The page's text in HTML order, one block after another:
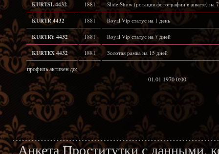
KURTSL 4432 1881 Slide Show (ротация фотографии в анкете) на
KURTR 4432 1881 Royal Vip статус на 1 день
KURTRY 4432 1881 Royal Vip статус на 7 дней
KURTEX 4432 1881 Золотая рамка на 15 дней
профиль активен до:
01.01.1970 0:00
Анкета Проститутки с данными,